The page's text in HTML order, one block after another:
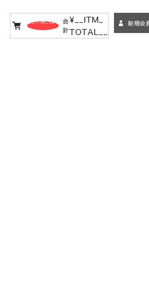
__ITM_CN
T__
合
計
¥__ITM_
TOTAL__
新規会